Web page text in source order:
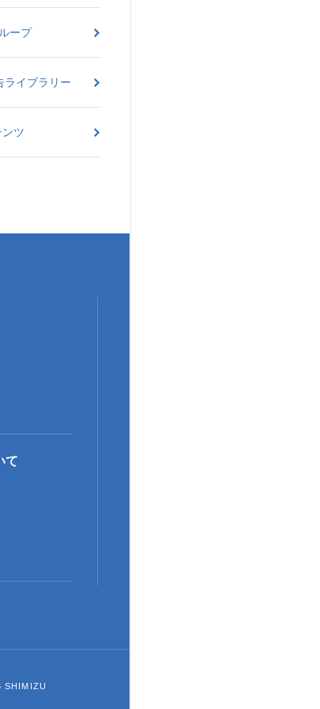
ープ
ライブラリー
ツ
て
SHIMIZU